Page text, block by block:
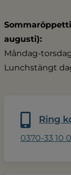
augusti):
Måndag-
Lunchstängt
Ring
0370-33 10